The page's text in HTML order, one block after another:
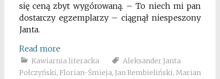
się ceną zbyt wygórowaną. – To niech mi pan
dostarczy egzemplarzy – ciągnął niespeszony
Janta.
Read more
Kawiarnia literacka
Aleksander Janta
Połczyński, Florian-Śmieja, Jan Rembieliński, Marian